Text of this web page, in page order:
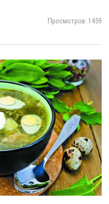
Просмотров: 1459